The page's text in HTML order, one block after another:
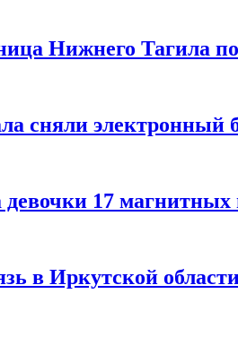
Нижнего Тагила
сняли электронный
девочки 17
в Иркутской